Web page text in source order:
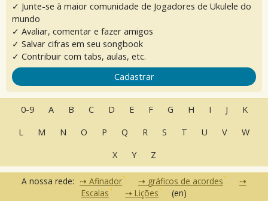
✓ Junte-se à maior comunidade de Jogadores de Ukulele do
mundo
✓ Avaliar, comentar e fazer amigos
✓ Salvar cifras em seu songbook
✓ Contribuir com tabs, aulas, etc.
Cadastrar
0-9 A B C D E F G H I J
K
L
M N O P Q R S T U V
W
X
Y Z
A nossa rede: Afinador
gráficos de acordes
Escalas
Lições (en)